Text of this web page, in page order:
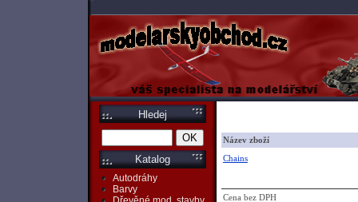
Hledej
Katalog
Autodráhy
Barvy
Název zboží
Chains
Cena bez DPH